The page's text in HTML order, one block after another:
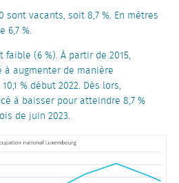
sont vacants, soit 8,7 %. En mètres
6,7 %.
faible (6 %). À partir de 2015,
à augmenter de manière
% début 2022. Dès lors,
à baisser pour atteindre 8,7 %
de juin 2023.